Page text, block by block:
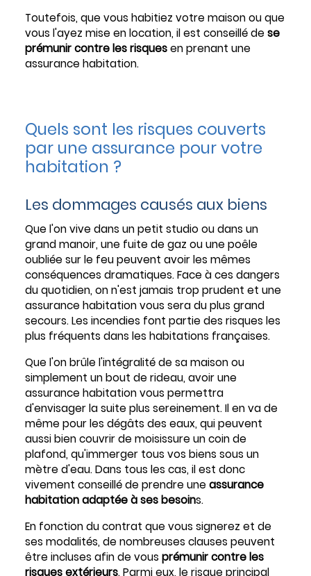
Toutefois, que vous habitiez votre maison ou que
vous l'ayez mise en location, il est conseillé de se
prémunir contre les risquesen prenant une
assurance habitation.
Quels sont les risques couverts
par une assurance pour votre
habitation ?
Les dommages causés aux biens
Que l'on vive dans un petit studio ou dans un
grand manoir, une fuite de gaz ou une poêle
oubliée sur le feu peuvent avoir les mêmes
conséquences dramatiques. Face à ces dangers
du quotidien, on n'est jamais trop prudent et une
assurance habitation vous sera du plus grand
secours. Les incendies font partie des risques les
plus fréquents dans les habitations françaises.
Que l'on brûle l'intégralité de sa maison ou
simplement un bout de rideau, avoir une
assurance habitation vous permettra
d'envisager la suite plus sereinement. Il en va de
même pour les dégâts des eaux, qui peuvent
aussi bien couvrir de moisissure un coin de
plafond, qu'immerger tous vos biens sous un
mètre d'eau. Dans tous les cas, il est donc
vivement conseillé de prendre une assurance
habitation adaptée à ses besoins.
En fonction du contrat que vous signerez et de
ses modalités, de nombreuses clauses peuvent
être incluses afin de vous prémunir contre les
risques extérieurs. Parmi eux, le risque principal